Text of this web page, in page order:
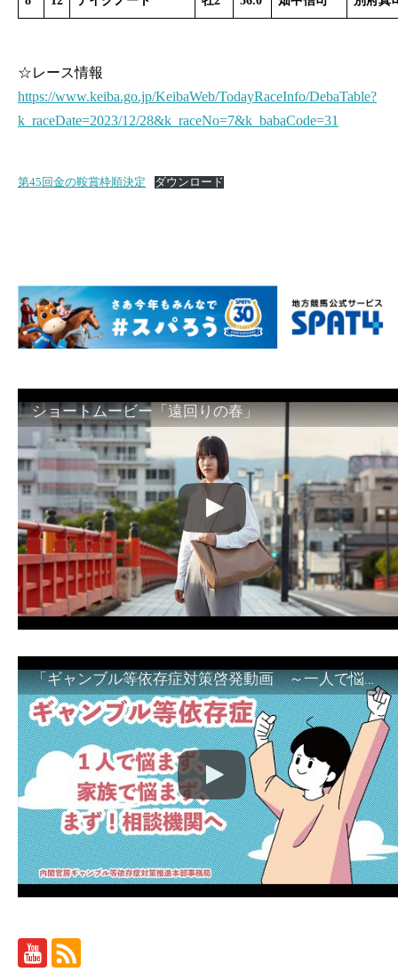
☆レース情報
https://www.keiba.go.jp/KeibaWeb/TodayRaceInfo/DebaTable?
k_raceDate=2023/12/28&k_raceNo=7&k_babaCode=31
第45回金の鞍賞枠順決定 ダウンロード
ショートムービー「遠回りの春」
「ギャンブル等依存症対策啓発動画 ～一人で悩まず、家族で悩まず、まず！相談機関へ～」